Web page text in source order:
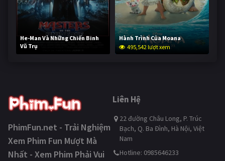
He-Man Và Những Chiến Binh
Vũ Trụ
244,518 lượt xem
Hành Trình Của Moana
495,542 lượt xem
PhimFun.net - Trải Nghiệm
Xem Phim Fun Mượt Mà
Nhất - Xem Phim Phải Vui
Liên Hệ
22 đường Châu Long, P. Trúc
Bạch, Q. Ba Đình, Hà Nội, Việt
Nam
Hotline: 0985646233